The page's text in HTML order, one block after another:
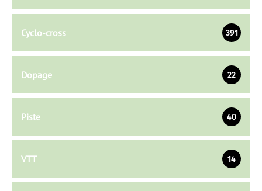
Cyclo-cross 391
Dopage 22
Piste 40
VTT 14